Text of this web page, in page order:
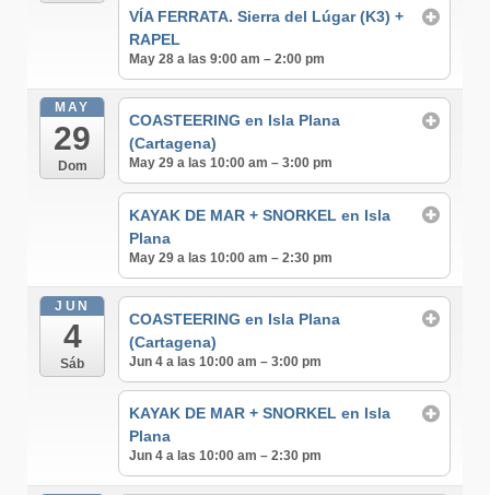
VÍA FERRATA. Sierra del Lúgar (K3) +
RAPEL
May 28 a las 9:00 am – 2:00 pm
MAY
29
Dom
COASTEERING en Isla Plana
(Cartagena)
May 29 a las 10:00 am – 3:00 pm
KAYAK DE MAR + SNORKEL en Isla
Plana
May 29 a las 10:00 am – 2:30 pm
JUN
4
Sáb
COASTEERING en Isla Plana
(Cartagena)
Jun 4 a las 10:00 am – 3:00 pm
KAYAK DE MAR + SNORKEL en Isla
Plana
Jun 4 a las 10:00 am – 2:30 pm